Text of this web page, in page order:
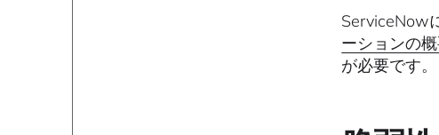
ServiceNow
ーションの
が必要です。